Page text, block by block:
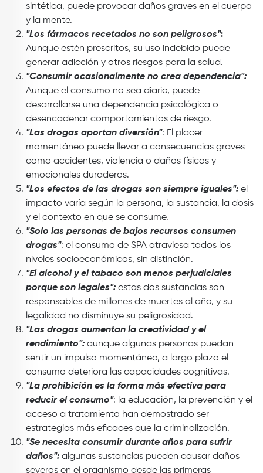
sintética, puede provocar daños graves en el cuerpo
y la mente.
"Los fármacos recetados no son peligrosos":
Aunque estén prescritos, su uso indebido puede
generar adicción y otros riesgos para la salud.
"Consumir ocasionalmente no crea dependencia":
Aunque el consumo no sea diario, puede
desarrollarse una dependencia psicológica o
desencadenar comportamientos de riesgo.
"Las drogas aportan diversión": El placer
momentáneo puede llevar a consecuencias graves
como accidentes, violencia o daños físicos y
emocionales duraderos.
"Los efectos de las drogas son siempre iguales": el
impacto varía según la persona, la sustancia, la dosis
y el contexto en que se consume.
"Solo las personas de bajos recursos consumen
drogas": el consumo de SPA atraviesa todos los
niveles socioeconómicos, sin distinción.
"El alcohol y el tabaco son menos perjudiciales
porque son legales": estas dos sustancias son
responsables de millones de muertes al año, y su
legalidad no disminuye su peligrosidad.
"Las drogas aumentan la creatividad y el
rendimiento": aunque algunas personas puedan
sentir un impulso momentáneo, a largo plazo el
consumo deteriora las capacidades cognitivas.
"La prohibición es la forma más efectiva para
reducir el consumo": la educación, la prevención y el
acceso a tratamiento han demostrado ser
estrategias más eficaces que la criminalización.
"Se necesita consumir durante años para sufrir
daños": algunas sustancias pueden causar daños
severos en el organismo desde las primeras